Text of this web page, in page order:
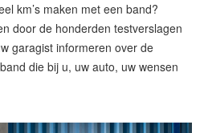
km’s maken met een band?
door de honderden testverslagen
garagist informeren over de
die bij u, uw auto, uw wensen